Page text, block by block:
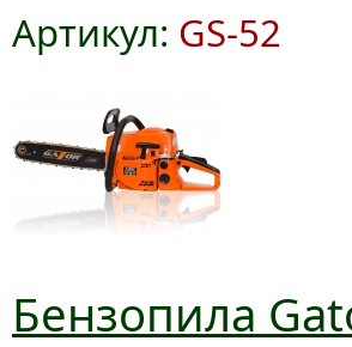
Артикул: GS-52
Бензопила